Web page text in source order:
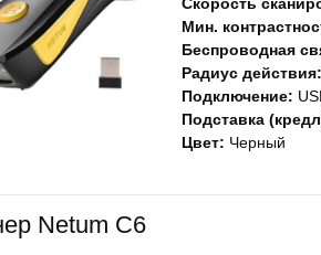
Мин.
Беспроводная
Радиус действия:
Подключение:
Подставка
Цвет: Черный
Netum C6